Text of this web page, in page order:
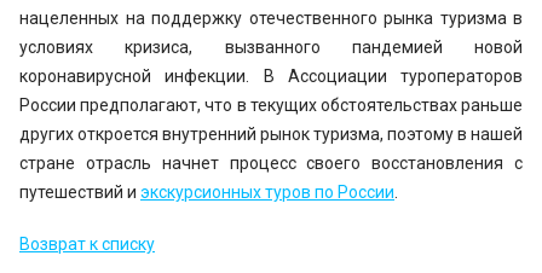
нацеленных на поддержку отечественного рынка туризма в
условиях кризиса, вызванного пандемией новой
коронавирусной инфекции. В Ассоциации туроператоров
России предполагают, что в текущих обстоятельствах раньше
других откроется внутренний рынок туризма, поэтому в нашей
стране отрасль начнет процесс своего восстановления с
путешествий и экскурсионных туров по России
Возврат к списку